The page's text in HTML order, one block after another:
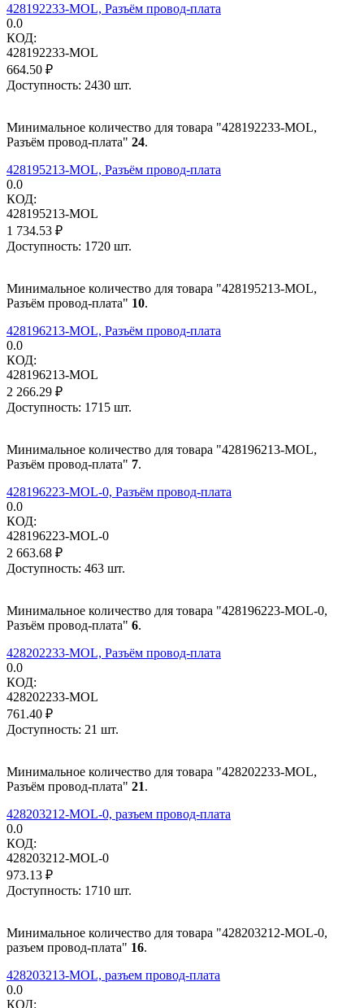
428192233-MOL, Разъём провод-плата
0.0
КОД:
428192233-MOL
664.50 ₽
Доступность: 2430 шт.
Минимальное количество для товара "428192233-MOL,
Разъём провод-плата" 24.
428195213-MOL, Разъём провод-плата
0.0
КОД:
428195213-MOL
1 734.53 ₽
Доступность: 1720 шт.
Минимальное количество для товара "428195213-MOL,
Разъём провод-плата" 10.
428196213-MOL, Разъём провод-плата
0.0
КОД:
428196213-MOL
2 266.29 ₽
Доступность: 1715 шт.
Минимальное количество для товара "428196213-MOL,
Разъём провод-плата" 7.
428196223-MOL-0, Разъём провод-плата
0.0
КОД:
428196223-MOL-0
2 663.68 ₽
Доступность: 463 шт.
Минимальное количество для товара "428196223-MOL-0,
Разъём провод-плата" 6.
428202233-MOL, Разъём провод-плата
0.0
КОД:
428202233-MOL
761.40 ₽
Доступность: 21 шт.
Минимальное количество для товара "428202233-MOL,
Разъём провод-плата" 21.
428203212-MOL-0, разъем провод-плата
0.0
КОД:
428203212-MOL-0
973.13 ₽
Доступность: 1710 шт.
Минимальное количество для товара "428203212-MOL-0,
разъем провод-плата" 16.
428203213-MOL, разъем провод-плата
0.0
КОД: